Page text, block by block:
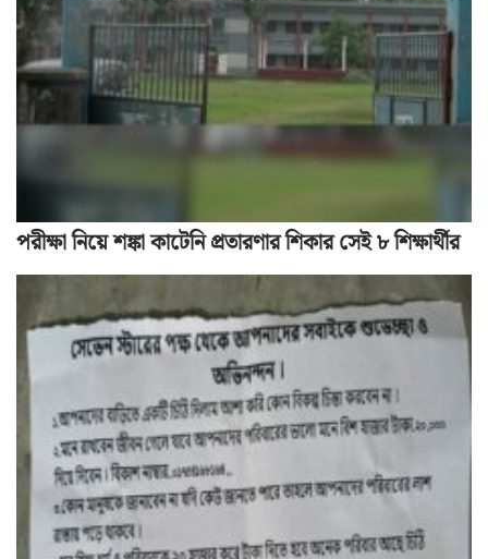
পরীক্ষা নিয়ে শঙ্কা কাটেনি প্রতারণার শিকার সেই ৮ শিক্ষার্থীর